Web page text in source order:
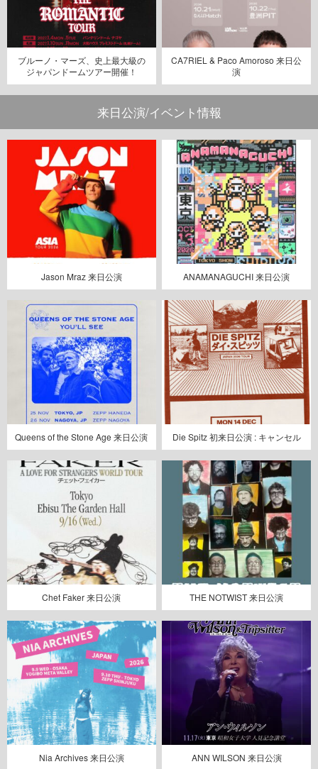
ブルーノ・マーズ、史上最大級の
ジャパンドームツアー開催！
CA7RIEL & Paco Amoroso 来日公
演
来日公演/イベント情報
Jason Mraz 来日公演 ANAMANAGUCHI 来日公演
Queens of the Stone Age 来日公演 Die Spitz 初来日公演 : キャンセル
Chet Faker 来日公演 THE NOTWIST 来日公演
Nia Archives 来日公演 ANN WILSON 来日公演